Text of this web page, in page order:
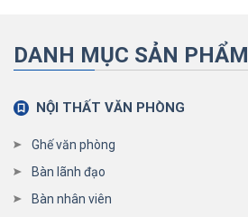
DANH MỤC SẢN PHẨM
NỘI THẤT VĂN PHÒNG
Ghế văn phòng
Bàn lãnh đạo
Bàn nhân viên